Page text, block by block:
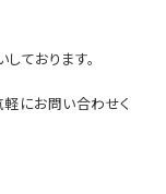
ております。
にお問い合わせく